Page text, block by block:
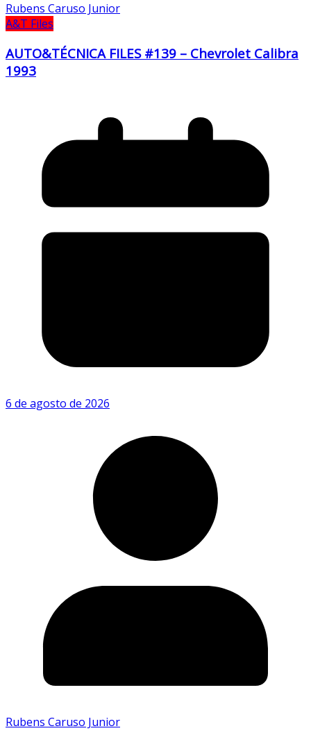
Rubens Caruso Junior
A&T Files
AUTO&TÉCNICA FILES #139 – Chevrolet Calibra
1993
6 de agosto de 2026
Rubens Caruso Junior